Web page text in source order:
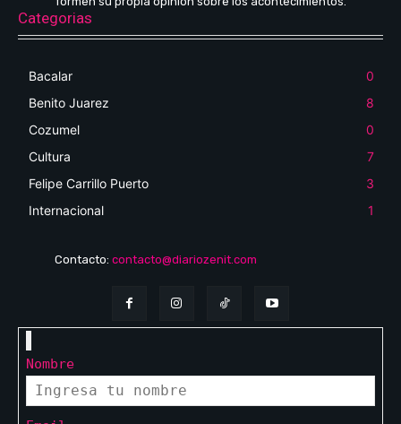
Categorias
Bacalar
0
Benito Juarez
8
Cozumel
0
Cultura
7
Felipe Carrillo Puerto
3
Internacional
1
Contacto: contacto@diariozenit.com
Nombre